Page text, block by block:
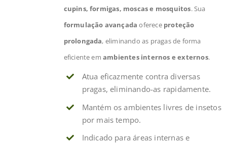
cupins, formigas, moscas e mosquitos. Sua
formulação avançada oferece proteção
prolongada, eliminando as pragas de forma
eficiente emambientes internos e externos.
Atua eficazmente contra diversas
pragas, eliminando-as rapidamente.
Mantém os ambientes livres de insetos
por mais tempo.
Indicado para áreas internas e